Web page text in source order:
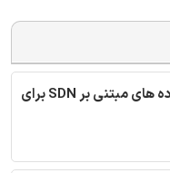
ترجمه مقاله امنیت انتقال داده های مبتنی بر SDN برای